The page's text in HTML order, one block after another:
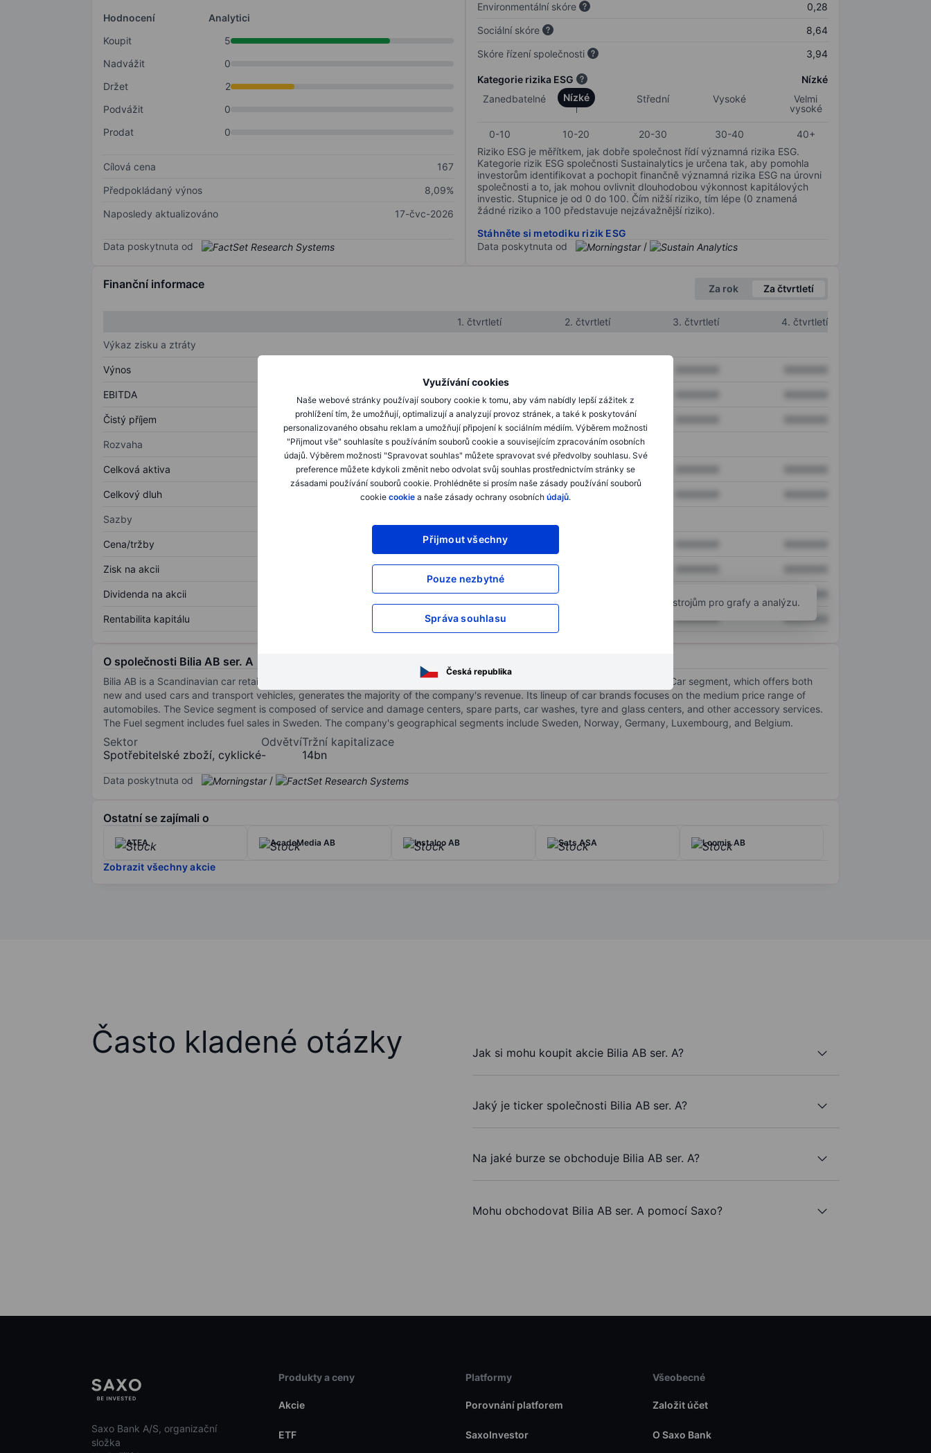
Využívání cookies
Naše webové stránky používají soubory cookie k tomu, aby vám nabídly lepší zážitek z
prohlížení tím, že umožňují, optimalizují a analyzují provoz stránek, a také k poskytování
personalizovaného obsahu reklam a umožňují připojení k sociálním médiím. Výběrem možnosti
"Přijmout vše" souhlasíte s používáním souborů cookie a souvisejícím zpracováním osobních
údajů. Výběrem možnosti "Spravovat souhlas" můžete spravovat své předvolby souhlasu. Své
preference můžete kdykoli změnit nebo odvolat svůj souhlas prostřednictvím stránky se
zásadami používání souborů cookie. Prohlédněte si prosím naše zásady používání souborů
cookie cookie a naše zásady ochrany osobních údajů.
Přijmout všechny
Pouze nezbytné
Správa souhlasu
Česká republika
Hodnocení
Analytici
Koupit
5
Nadvážit
0
Držet
2
Podvážit
0
Prodat
0
Cílová cena
167
Předpokládaný výnos
8,09%
Naposledy aktualizováno
17-čvc-2026
Data poskytnuta od
Environmentální skóre
0,28
Sociální skóre
8,64
Skóre řízení společnosti
3,94
Kategorie rizika ESG
Nízké
Zanedbatelné
Nízké Střední Vysoké
Velmi
vysoké
0-10 10-20 20-30 30-40
40+
Riziko ESG je měřítkem, jak dobře společnost řídí významná rizika ESG.
Kategorie rizik ESG společnosti Sustainalytics je určena tak, aby pomohla
investorům identifikovat a pochopit finančně významná rizika ESG na úrovni
společnosti a to, jak mohou ovlivnit dlouhodobou výkonnost kapitálových
investic. Stupnice je od 0 do 100. Čím nižší riziko, tím lépe (0 znamená
žádné riziko a 100 představuje nejzávažnější riziko).
Stáhněte si metodiku rizik ESG
Data poskytnuta od
/
Finanční informace Za rok Za čtvrtletí
1. čtvrtletí 2. čtvrtletí 3. čtvrtletí
4. čtvrtletí
Výkaz zisku a ztráty
Výnos
EBITDA XXXXXXX XXXXXXX
Čistý příjem XXXXXXX XXXXXXX
Rozvaha
Celková aktiva XXXXXXX XXXXXXX
Celkový dluh XXXXXXX XXXXXXX
Sazby
Cena/tržby XXXXXXX
Zisk na akcii XXXXXXX
Dividenda na akcii XXXXXXX
Rentabilita kapitálu XXXXXXX XXXXXXX XXXXXXX
Otevřete si účeta získejte přístup k pokročilým nástrojům pro grafy a analýzu.
O společnosti Bilia AB ser. A
Bilia AB is a Scandinavian car retail company. The company is split into three business segments: Service, Car, and Fuel. The Car segment, which offers both
new and used cars and transport vehicles, generates the majority of the company's revenue. Its lineup of car brands focuses on the medium price range of
automobiles. The Sevice segment is composed of service and damage centers, spare parts, car washes, tyre and glass centers, and other accessory services.
The Fuel segment includes fuel sales in Sweden. The company's geographical segments include Sweden, Norway, Germany, Luxembourg, and Belgium.
Sektor
Spotřebitelské zboží, cyklické
Odvětví
-
Tržní kapitalizace
14bn
Data poskytnuta od /
Ostatní se zajímali o
ATEA AcadeMedia AB Instalco AB Sats ASA Loomis AB
Zobrazit všechny akcie
Často kladené otázky Jak si mohu koupit akcie Bilia AB ser. A?
Jaký je ticker společnosti Bilia AB ser. A?
Na jaké burze se obchoduje Bilia AB ser. A?
Mohu obchodovat Bilia AB ser. A pomocí Saxo?
Saxo Bank A/S, organizační
složka
Produkty a ceny
Akcie
ETF
Platformy
Porovnání platforem
SaxoInvestor
Všeobecné
Založit účet
O Saxo Bank